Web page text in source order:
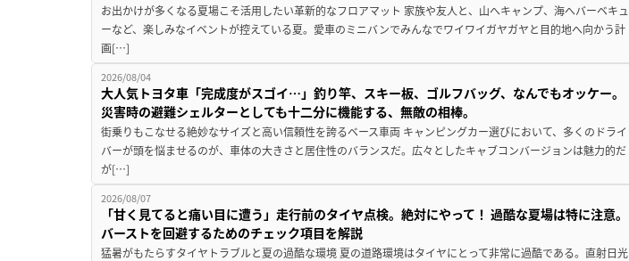
お出かけが多くなる夏場こそ活用したい革新的なフロアマット 家族や友人と、山へキャンプ、海へバーベキュ
ーなど、楽しみなイベントが控えている夏。愛車のミニバンでみんなでワイワイガヤガヤと目的地へ向かう計
画[…]
2026/08/04
大人気トヨタ車「完成度がスゴイ…」釣り竿、スキー板、ゴルフバッグ、なんでもオッケー。
災害時の避難シェルターとしても十二分に機能する、無敵の相棒。
街乗りもこなせる絶妙なサイズと高い信頼性を誇るベース車両 キャンピングカー選びにおいて、多くのドライ
バーが頭を悩ませるのが、車体の大きさと居住性のバランスだ。広々としたキャブコンバージョンは魅力的だ
が[…]
2026/08/07
「甘く見てると痛い目に遭う」走行前のタイヤ点検。絶対にやって！ 過酷な夏場は特に注意。
バーストを回避するためのチェック項目を解説
猛暑がもたらすタイヤトラブルと夏の過酷な環境 夏の道路環境はタイヤにとって非常に過酷である。直射日光